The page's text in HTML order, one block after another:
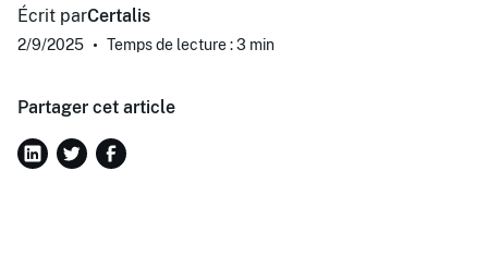
Écrit parCertalis
2/9/2025 • Temps de lecture : 3 min
Partager cet article